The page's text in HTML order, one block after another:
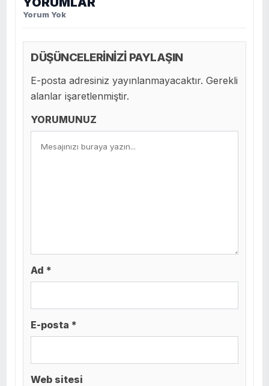
Yorum Yok
DÜŞÜNCELERİNİZİ PAYLAŞIN
E-posta adresiniz yayınlanmayacaktır. Gerekli
alanlar işaretlenmiştir.
YORUMUNUZ
Ad *
E-posta *
Web sitesi